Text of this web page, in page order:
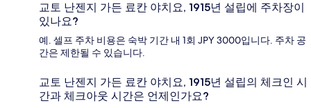
교토 난젠지 가든 료칸 야치요, 1915년 설립에 주차장이
있나요?
예. 셀프 주차 비용은 숙박 기간 내 1회 JPY 3000입니다. 주차 공
간은 제한될 수 있습니다.
교토 난젠지 가든 료칸 야치요, 1915년 설립의 체크인 시
간과 체크아웃 시간은 언제인가요?